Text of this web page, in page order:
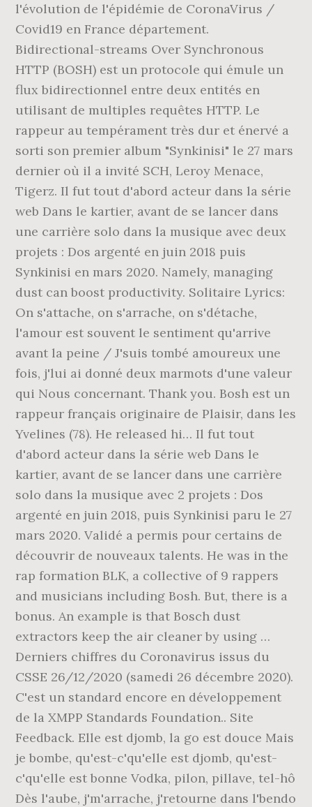
l'évolution de l'épidémie de CoronaVirus /
Covid19 en France département.
Bidirectional-streams Over Synchronous
HTTP (BOSH) est un protocole qui émule un
flux bidirectionnel entre deux entités en
utilisant de multiples requêtes HTTP. Le
rappeur au tempérament très dur et énervé a
sorti son premier album "Synkinisi" le 27 mars
dernier où il a invité SCH, Leroy Menace,
Tigerz. Il fut tout d'abord acteur dans la série
web Dans le kartier, avant de se lancer dans
une carrière solo dans la musique avec deux
projets : Dos argenté en juin 2018 puis
Synkinisi en mars 2020. Namely, managing
dust can boost productivity. Solitaire Lyrics:
On s'attache, on s'arrache, on s'détache,
l'amour est souvent le sentiment qu'arrive
avant la peine / J'suis tombé amoureux une
fois, j'lui ai donné deux marmots d'une valeur
qui Nous concernant. Thank you. Bosh est un
rappeur français originaire de Plaisir, dans les
Yvelines (78). He released hi… Il fut tout
d'abord acteur dans la série web Dans le
kartier, avant de se lancer dans une carrière
solo dans la musique avec 2 projets : Dos
argenté en juin 2018, puis Synkinisi paru le 27
mars 2020. Validé a permis pour certains de
découvrir de nouveaux talents. He was in the
rap formation BLK, a collective of 9 rappers
and musicians including Bosh. But, there is a
bonus. An example is that Bosch dust
extractors keep the air cleaner by using …
Derniers chiffres du Coronavirus issus du
CSSE 26/12/2020 (samedi 26 décembre 2020).
C'est un standard encore en développement
de la XMPP Standards Foundation.. Site
Feedback. Elle est djomb, la go est douce Mais
je bombe, qu'est-c'qu'elle est djomb, qu'est-
c'qu'elle est bonne Vodka, pilon, pillave, tel-hô
Dès l'aube, j'm'arrache, j'retourne dans l'bendo